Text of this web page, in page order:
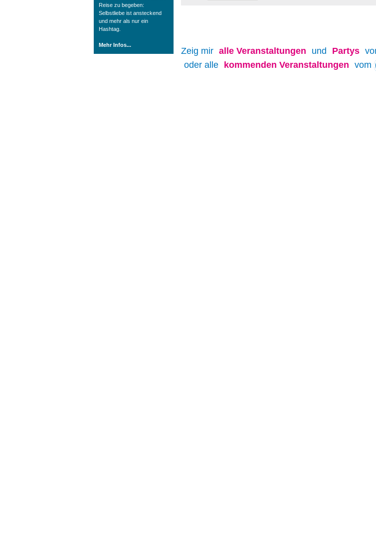
Reise zu begeben:
Selbstliebe ist ansteckend
und mehr als nur ein
Hashtag.
Mehr Infos...
Zeig mir alle Veranstaltungen und Partys
oder alle
kommenden Veranstaltungen vom